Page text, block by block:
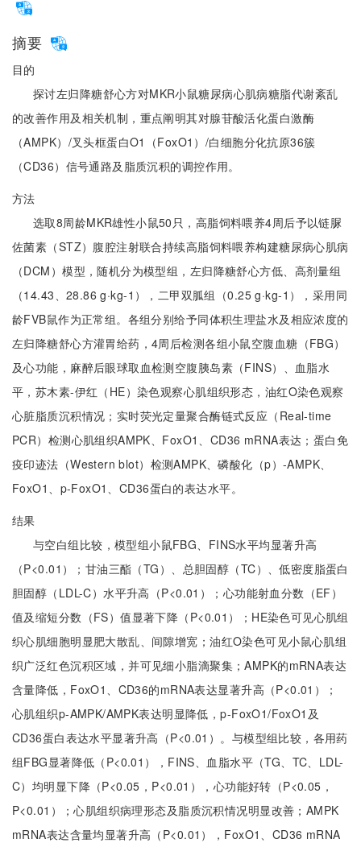
摘要
目的
探讨左归降糖舒心方对MKR小鼠糖尿病心肌病糖脂代谢紊乱
的改善作用及相关机制，重点阐明其对腺苷酸活化蛋白激酶
（AMPK）/叉头框蛋白O1（FoxO1）/白细胞分化抗原36簇
（CD36）信号通路及脂质沉积的调控作用。
方法
选取8周龄MKR雄性小鼠50只，高脂饲料喂养4周后予以链脲
佐菌素（STZ）腹腔注射联合持续高脂饲料喂养构建糖尿病心肌病
（DCM）模型，随机分为模型组，左归降糖舒心方低、高剂量组
（14.43、28.86 g·kg-1），二甲双胍组（0.25 g·kg-1），采用同
龄FVB鼠作为正常组。各组分别给予同体积生理盐水及相应浓度的
左归降糖舒心方灌胃给药，4周后检测各组小鼠空腹血糖（FBG）
及心功能，麻醉后眼球取血检测空腹胰岛素（FINS）、血脂水
平，苏木素-伊红（HE）染色观察心肌组织形态，油红O染色观察
心脏脂质沉积情况；实时荧光定量聚合酶链式反应（Real-time
PCR）检测心肌组织AMPK、FoxO1、CD36 mRNA表达；蛋白免
疫印迹法（Western blot）检测AMPK、磷酸化（p）-AMPK、
FoxO1、p-FoxO1、CD36蛋白的表达水平。
结果
与空白组比较，模型组小鼠FBG、FINS水平均显著升高
（P<0.01）；甘油三酯（TG）、总胆固醇（TC）、低密度脂蛋白
胆固醇（LDL-C）水平升高（P<0.01）；心功能射血分数（EF）
值及缩短分数（FS）值显著下降（P<0.01）；HE染色可见心肌组
织心肌细胞明显肥大散乱、间隙增宽；油红O染色可见小鼠心肌组
织广泛红色沉积区域，并可见细小脂滴聚集；AMPK的mRNA表达
含量降低，FoxO1、CD36的mRNA表达显著升高（P<0.01）；
心肌组织p-AMPK/AMPK表达明显降低，p-FoxO1/FoxO1及
CD36蛋白表达水平显著升高（P<0.01）。与模型组比较，各用药
组FBG显著降低（P<0.01），FINS、血脂水平（TG、TC、LDL-
C）均明显下降（P<0.05，P<0.01），心功能好转（P<0.05，
P<0.01）；心肌组织病理形态及脂质沉积情况明显改善；AMPK
mRNA表达含量均显著升高（P<0.01），FoxO1、CD36 mRNA